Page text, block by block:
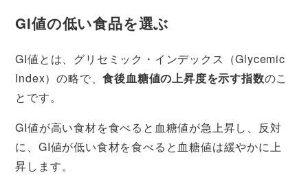
GI値の低い食品を選ぶ
GI値とは、グリセミック・インデックス（Glycemic
Index）の略で、食後血糖値の上昇度を示す指数のこ
とです。
GI値が高い食材を食べると血糖値が急上昇し、反対
に、GI値が低い食材を食べると血糖値は緩やかに上
昇します。